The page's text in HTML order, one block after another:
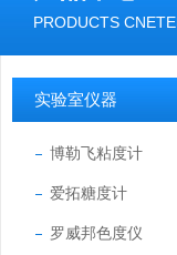
PRODUCTS
实验室仪器
博勒飞粘度计
爱拓糖度计
罗威邦色度仪